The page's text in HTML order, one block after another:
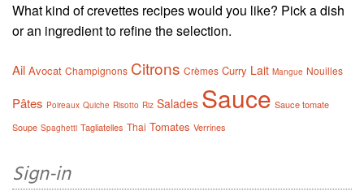
What kind of crevettes recipes would you like? Pick a dish
or an ingredient to refine the selection.
Ail Avocat Champignons Citrons Crèmes Curry Lait Mangue Nouilles
Pâtes Poireaux Quiche Risotto Riz Salades Sauce Sauce tomate
Soupe Spaghetti Tagliatelles Thai Tomates Verrines
Sign-in